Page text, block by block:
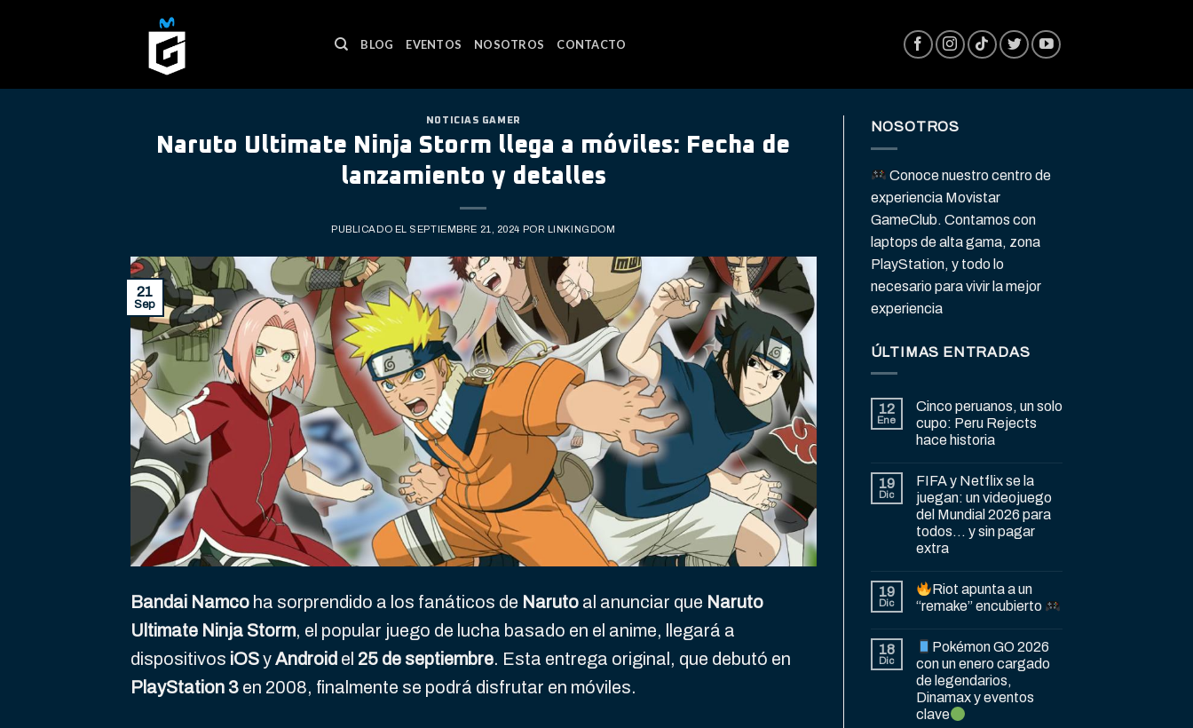
BLOG EVENTOS NOSOTROS CONTACTO
NOTICIAS GAMER
Naruto Ultimate Ninja Storm llega a móviles: Fecha de
lanzamiento y detalles
PUBLICADO EL SEPTIEMBRE 21, 2024 POR LINKINGDOM
21
Sep
Bandai Namco ha sorprendido a los fanáticos de Naruto al anunciar que Naruto
Ultimate Ninja Storm, el popular juego de lucha basado en el anime, llegará a
dispositivos iOSyAndroid el 25 de septiembre. Esta entrega original, que debutó en
PlayStation 3 en 2008, finalmente se podrá disfrutar en móviles.
NOSOTROS
Conoce nuestro centro de
experiencia Movistar
GameClub. Contamos con
laptops de alta gama, zona
PlayStation, y todo lo
necesario para vivir la mejor
experiencia
ÚLTIMAS ENTRADAS
12
Ene
Cinco peruanos, un solo
cupo: Peru Rejects
hace historia
19
Dic
FIFA y Netflix se la
juegan: un videojuego
del Mundial 2026 para
todos… y sin pagar
extra
19
Dic
Riot apunta a un
“remake” encubierto
18
Dic
Pokémon GO 2026
con un enero cargado
de legendarios,
Dinamax y eventos
clave